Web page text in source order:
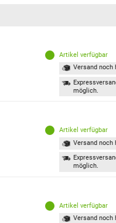
Artikel verfügbar
Versand noch
möglich.
Artikel verfügbar
Versand noch
möglich.
Artikel verfügbar
Versand noch